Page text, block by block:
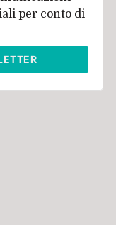
per conto di